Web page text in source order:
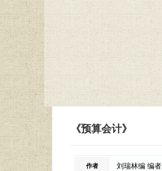
《预算会计》
作者 刘瑞林编 编者